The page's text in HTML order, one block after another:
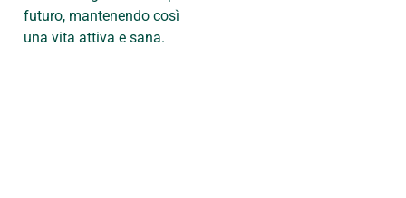
futuro, mantenendo così
una vita attiva e sana.